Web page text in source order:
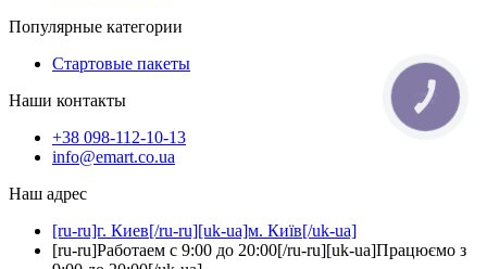
Популярные категории
Стартовые пакеты
Наши контакты
+38 098-112-10-13
info@emart.co.ua
Наш адрес
[ru-ru]г. Киев[/ru-ru][uk-ua]м. Київ[/uk-ua]
[ru-ru]Работаем с 9:00 до 20:00[/ru-ru][uk-ua]Працюємо з
КНОПКА
ЗВ'ЯЗКУ